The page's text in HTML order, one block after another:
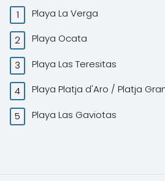
Playa La Verga
Playa Ocata
Playa Las Teresitas
Playa Platja d'Aro / Platja
Playa Las Gaviotas